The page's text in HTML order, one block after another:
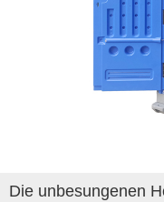
Die unbesungenen